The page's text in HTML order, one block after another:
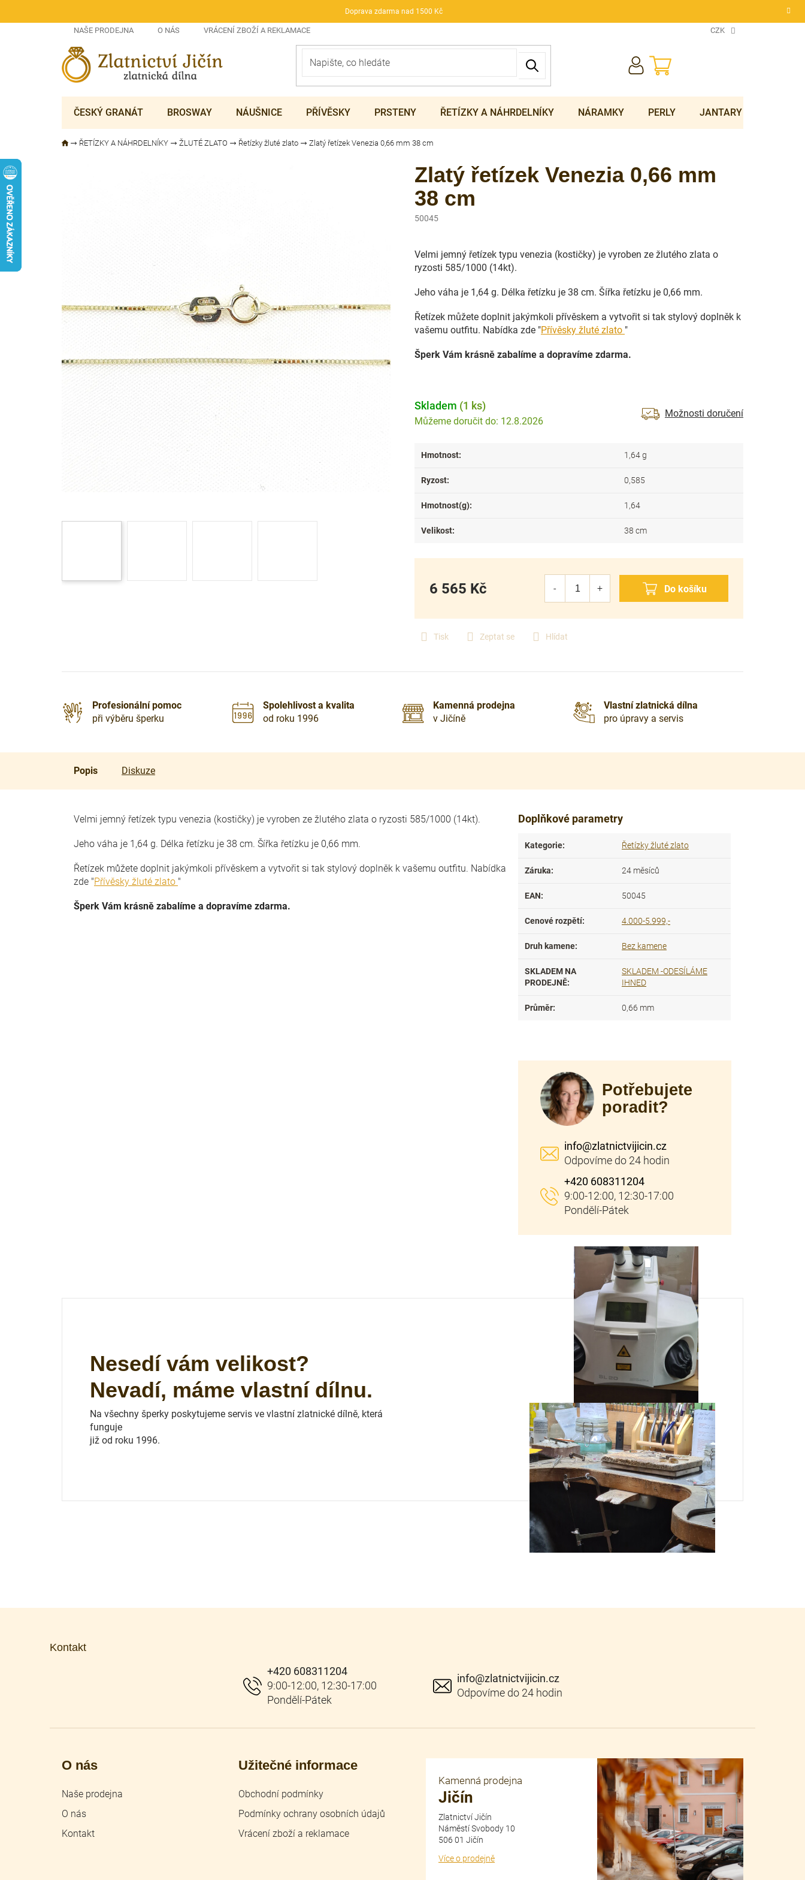
Doprava zdarma nad 1500 Kč
NAŠE PRODEJNA O NÁS VRÁCENÍ ZBOŽÍ A REKLAMACE CZK
NÁKUPNÍ
KOŠÍK
ČESKÝ GRANÁT BROSWAY NÁUŠNICE PŘÍVĚSKY PRSTENY ŘETÍZKY A NÁHRDELNÍKY NÁRAMKY PERLY JANTARY
ŘETÍZKY A NÁHRDELNÍKY ŽLUTÉ ZLATO Řetízky žluté zlato Zlatý řetízek Venezia 0,66 mm 38 cm
Velmi jemný řetízek typu venezia (kostičky) je vyroben ze žlutého zlata o
ryzosti 585/1000 (14kt).
Jeho váha je 1,64 g. Délka řetízku je 38 cm. Šířka řetízku je 0,66 mm.
Řetízek můžete doplnit jakýmkoli přívěskem a vytvořit si tak stylový doplněk k
vašemu outfitu. Nabídka zde "Přívěsky žluté zlato "
Šperk Vám krásně zabalíme a dopravíme zdarma.
Tisk Zeptat se Hlídat
Zlatý řetízek Venezia 0,66 mm
38 cm
50045
Skladem (1 ks)
12.8.2026
Možnosti doručení
6 565 Kč
Hmotnost: 1,64 g
Ryzost: 0,585
Hmotnost(g): 1,64
Velikost: 38 cm
Profesionální pomoc
při výběru šperku
Spolehlivost a kvalita
od roku 1996
Kamenná prodejna
v Jičíně
Vlastní zlatnická dílna
pro úpravy a servis
Popis Diskuze
Velmi jemný řetízek typu venezia (kostičky) je vyroben ze žlutého zlata o ryzosti 585/1000 (14kt).
Jeho váha je 1,64 g. Délka řetízku je 38 cm. Šířka řetízku je 0,66 mm.
Řetízek můžete doplnit jakýmkoli přívěskem a vytvořit si tak stylový doplněk k vašemu outfitu. Nabídka
zde "Přívěsky žluté zlato "
Šperk Vám krásně zabalíme a dopravíme zdarma.
Doplňkové parametry
Kategorie: Řetízky žluté zlato
Záruka: 24 měsíců
EAN: 50045
Cenové rozpětí: 4.000-5.999,-
Druh kamene: Bez kamene
SKLADEM NA
PRODEJNĚ:
SKLADEM -ODESÍLÁME
IHNED
Průměr: 0,66 mm
Potřebujete
poradit?
info@zlatnictvijicin.cz
+420 608311204
Nesedí vám velikost?
Nevadí, máme vlastní dílnu.
Na všechny šperky poskytujeme servis ve vlastní zlatnické dílně, která
funguje
již od roku 1996.
Kontakt
info@zlatnictvijicin.cz
+420 608311204
O nás
Naše prodejna
O nás
Kontakt
Užitečné informace
Obchodní podmínky
Podmínky ochrany osobních údajů
Vrácení zboží a reklamace
Kamenná prodejna
Jičín
Zlatnictví Jičín
Náměstí Svobody 10
506 01 Jičín
Více o prodejně